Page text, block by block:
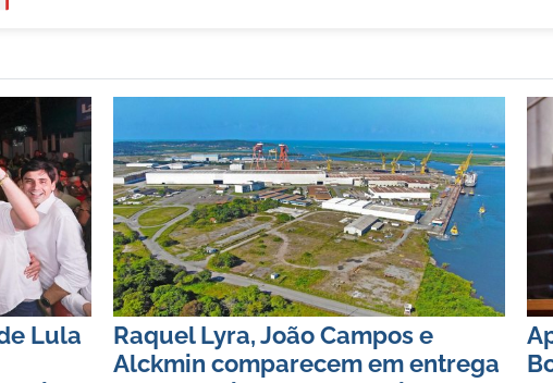
Lula
Raquel Lyra, João Campos e
Alckmin comparecem em entrega